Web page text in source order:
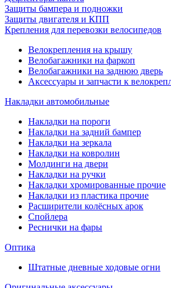
Защиты бампера и подножки
Защиты двигателя и КПП
Крепления для перевозки велосипедов
Велокрепления на крышу
Велобагажники на фаркоп
Велобагажники на заднюю дверь
Аксессуары и запчасти к
Накладки автомобильные
Накладки на пороги
Накладки на задний бампер
Накладки на зеркала
Накладки на ковролин
Молдинги на двери
Накладки на ручки
Накладки хромированные прочие
Накладки из пластика прочие
Расширители колёсных арок
Спойлера
Реснички на фары
Оптика
Штатные дневные ходовые огни